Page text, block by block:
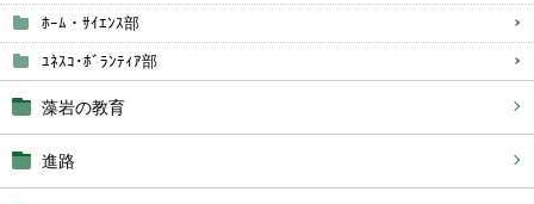
ﾎｰﾑ・ｻｲｴﾝｽ部
ﾕﾈｽｺ･ﾎﾞﾗﾝﾃｨｱ部
藻岩の教育
進路